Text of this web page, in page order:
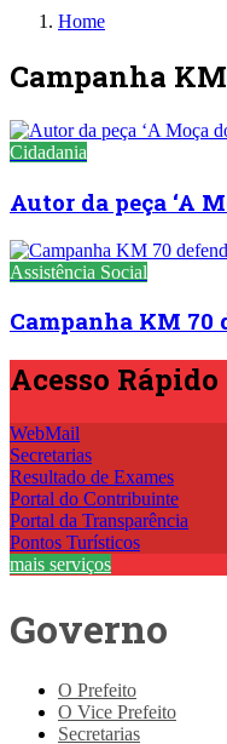
Home
Campanha
Cidadania
Autor da peça ‘A
Assistência Social
Campanha KM 70
Acesso Rápido
WebMail
Secretarias
Resultado de Exames
Portal do Contribuinte
Portal da Transparência
Pontos Turísticos
mais serviços
Governo
O Prefeito
O Vice Prefeito
Secretarias